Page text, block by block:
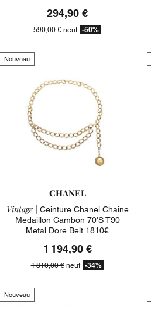
294,90 €
590,00 € neuf -50%
Nouveau
CHANEL
Vintage | Ceinture Chanel Chaine
Medaillon Cambon 70's T90
Metal Dore Belt 1810€
1 194,90 €
1 810,00 €neuf -34%
Nouveau